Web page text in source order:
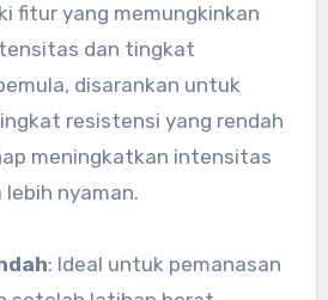
fitur yang memungkinkan
dan tingkat
disarankan untuk
resistensi yang rendah
meningkatkan intensitas
nyaman.
: Ideal untuk pemanasan